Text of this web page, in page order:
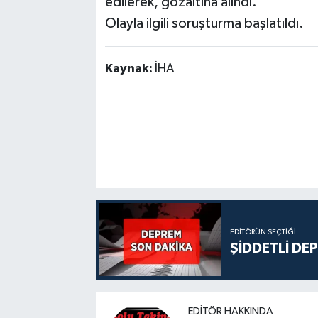
Olayla ilgili soruşturma başlatıldı.
Kaynak: İHA
EDITÖRÜN SEÇTIĞI
ŞİDDETLİ
EDITÖR HAKKINDA